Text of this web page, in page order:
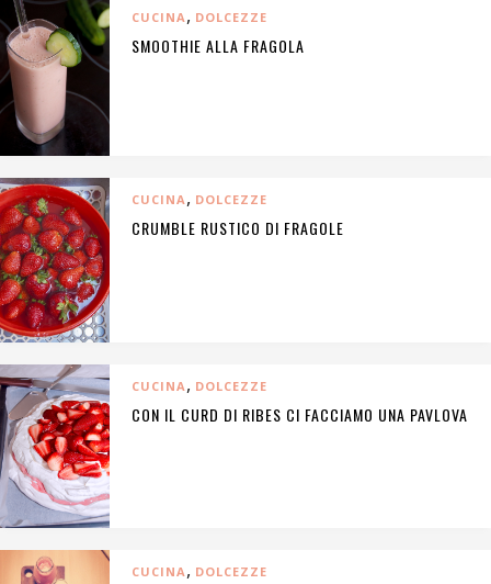
CUCINA, DOLCEZZE
SMOOTHIE ALLA FRAGOLA
CUCINA, DOLCEZZE
CRUMBLE RUSTICO DI FRAGOLE
CUCINA , DOLCEZZE
CON IL CURD DI RIBES CI FACCIAMO UNA PAVLOVA
CUCINA, DOLCEZZE